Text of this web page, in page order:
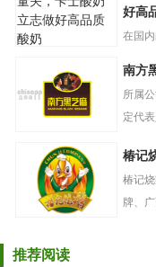
关，卡士酸奶立
志做好高品质酸
好高
在国
南方黑芝麻
南方
所属
定代
椿记
椿记
牌、
推荐阅读